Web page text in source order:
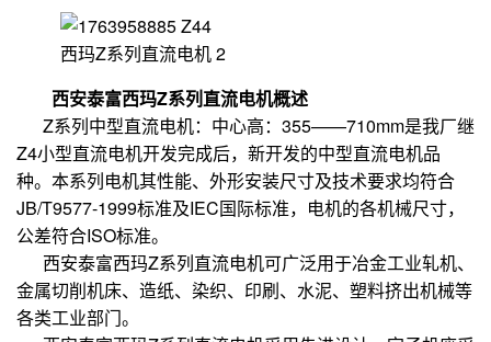
西玛Z系列直流电机 2
西安泰富西玛Z系列直流电机概述
Z系列中型直流电机：中心高：355——710mm是我厂继
Z4小型直流电机开发完成后，新开发的中型直流电机品
种。本系列电机其性能、外形安装尺寸及技术要求均符合
JB/T9577-1999标准及IEC国际标准，电机的各机械尺寸，
公差符合ISO标准。
西安泰富西玛Z系列直流电机可广泛用于冶金工业轧机、
金属切削机床、造纸、染织、印刷、水泥、塑料挤出机械等
各类工业部门。